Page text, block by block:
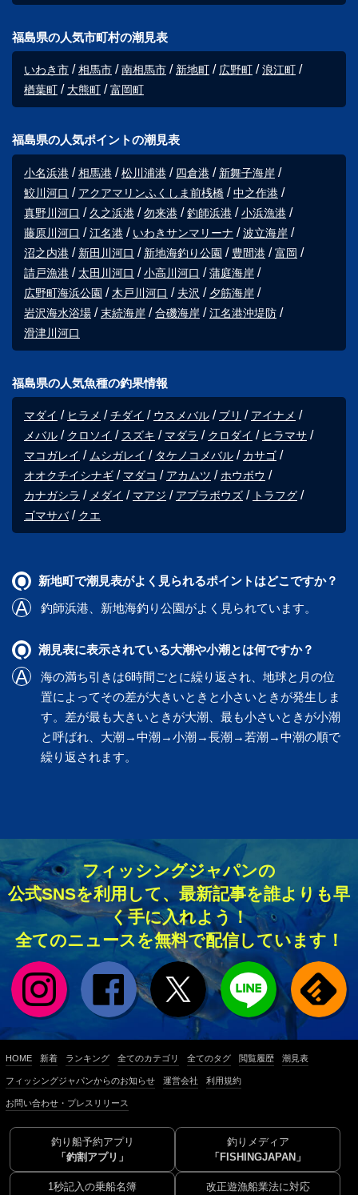
福島県の人気市町村の潮見表
いわき市 相馬市 南相馬市 新地町 広野町
浪江町
楢葉町
大熊町 富岡町
福島県の人気ポイントの潮見表
小名浜港 相馬港 松川浦港 四倉港
新舞子海岸
鮫川河口
アクアマリンふくしま前桟橋
中之作港
真野川河口
久之浜港 勿来港 釣師浜港
小浜漁港
藤原川河口
江名港 いわきサンマリーナ
波立海岸
沼之内港
新田川河口 新地海釣り公園 豊間港
富岡
請戸漁港
太田川河口 小高川河口
蒲庭海岸
広野町海浜公園
木戸川河口 夫沢
夕筋海岸
岩沢海水浴場
末続海岸 合磯海岸
江名港沖堤防
滑津川河口
福島県の人気魚種の釣果情報
マダイ ヒラメ チダイ ウスメバル ブリ
アイナメ
メバル
クロソイ スズキ マダラ クロダイ
ヒラマサ
マコガレイ
ムシガレイ タケノコメバル
カサゴ
オオクチイシナギ
マダコ アカムツ
ホウボウ
カナガシラ
メダイ マアジ アブラボウズ
トラフグ
ゴマサバ
クエ
新地町で潮見表がよく見られるポイントはどこですか？
釣師浜港
新地海釣り公園がよく見られています。
潮見表に表示されている大潮や小潮とは何ですか？
海の満ち引きは6時間ごとに繰り返され、地球と月の位
置によってその差が大きいときと小さいときが発生しま
す。差が最も大きいときが大潮、最も小さいときが小潮
と呼ばれ、大潮→中潮→小潮→長潮→若潮→中潮の順で
繰り返されます。
フィッシングジャパンの
公式SNSを利用して、最新記事を誰よりも早
く手に入れよう！
全てのニュースを無料で配信しています！
HOME 新着 ランキング 全てのカテゴリ 全てのタグ 閲覧履歴 潮見表
フィッシングジャパンからのお知らせ 運営会社 利用規約
お問い合わせ・プレスリリース
釣り船予約アプリ
「釣割アプリ」
釣りメディア
「FISHINGJAPAN」
1秒記入の乗船名簿
改正遊漁船業法に対応